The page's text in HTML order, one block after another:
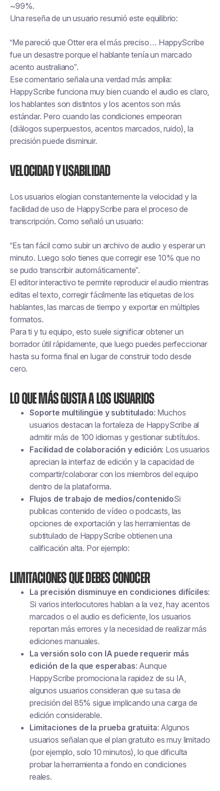
~99%.
Una reseña de un usuario resumió este equilibrio:
“Me pareció que Otter era el más preciso… HappyScribe
fue un desastre porque el hablante tenía un marcado
acento australiano”.
Ese comentario señala una verdad más amplia:
HappyScribe funciona muy bien cuando el audio es claro,
los hablantes son distintos y los acentos son más
estándar. Pero cuando las condiciones empeoran
(diálogos superpuestos, acentos marcados, ruido), la
precisión puede disminuir.
Velocidad y usabilidad
Los usuarios elogian constantemente la velocidad y la
facilidad de uso de HappyScribe para el proceso de
transcripción. Como señaló un usuario:
“Es tan fácil como subir un archivo de audio y esperar un
minuto. Luego solo tienes que corregir ese 10% que no
se pudo transcribir automáticamente”.
El editor interactivo te permite reproducir el audio mientras
editas el texto, corregir fácilmente las etiquetas de los
hablantes, las marcas de tiempo y exportar en múltiples
formatos.
Para ti y tu equipo, esto suele significar obtener un
borrador útil rápidamente, que luego puedes perfeccionar
hasta su forma final en lugar de construir todo desde
cero.
Lo que más gusta a los usuarios
Soporte multilingüe y subtitulado: Muchos
usuarios destacan la fortaleza de HappyScribe al
admitir más de 100 idiomas y gestionar subtítulos.
Facilidad de colaboración y edición: Los usuarios
aprecian la interfaz de edición y la capacidad de
compartir/colaborar con los miembros del equipo
dentro de la plataforma.
Flujos de trabajo de medios/contenidoSi
publicas contenido de vídeo o podcasts, las
opciones de exportación y las herramientas de
subtitulado de HappyScribe obtienen una
calificación alta. Por ejemplo:
Limitaciones que debes conocer
La precisión disminuye en condiciones difíciles:
Si varios interlocutores hablan a la vez, hay acentos
marcados o el audio es deficiente, los usuarios
reportan más errores y la necesidad de realizar más
ediciones manuales.
La versión solo con IA puede requerir más
edición de la que esperabas: Aunque
HappyScribe promociona la rapidez de su IA,
algunos usuarios consideran que su tasa de
precisión del 85% sigue implicando una carga de
edición considerable.
Limitaciones de la prueba gratuita: Algunos
usuarios señalan que el plan gratuito es muy limitado
(por ejemplo, solo 10 minutos), lo que dificulta
probar la herramienta a fondo en condiciones
reales.